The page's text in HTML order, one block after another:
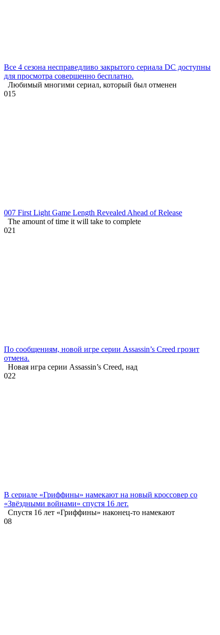
Все 4 сезона несправедливо закрытого сериала DC доступны
для просмотра совершенно бесплатно.
Любимый многими сериал, который был отменен
015
007 First Light Game Length Revealed Ahead of Release
The amount of time it will take to complete
021
По сообщениям, новой игре серии Assassin’s Creed грозит
отмена.
Новая игра серии Assassin’s Creed, над
022
В сериале «Гриффины» намекают на новый кроссовер со
«Звёздными войнами» спустя 16 лет.
Спустя 16 лет «Гриффины» наконец-то намекают
08